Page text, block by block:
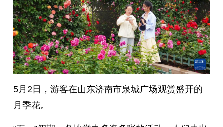
5月2日，游客在山东济南市泉城广场观赏盛开的
月季花。